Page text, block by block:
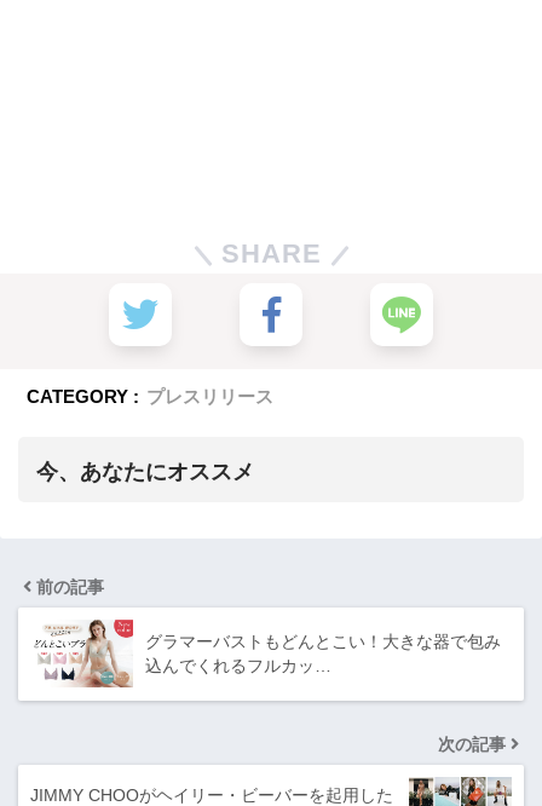
SHARE
CATEGORY : プレスリリース
今、あなたにオススメ
前の記事
グラマーバストもどんとこい！大きな器で包み
込んでくれるフルカッ…
次の記事
JIMMY CHOOがヘイリー・ビーバーを起用した